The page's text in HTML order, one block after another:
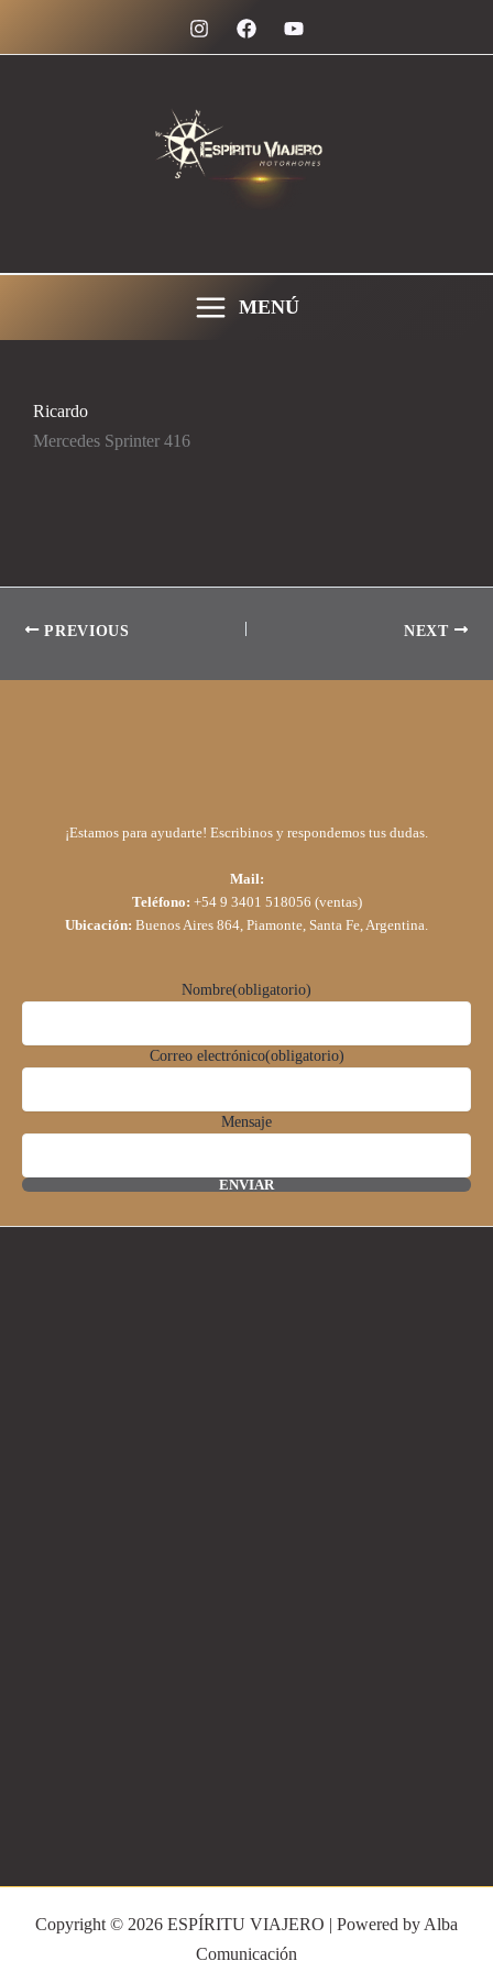
MENÚ
Ricardo
Mercedes Sprinter 416
PREVIOUS NEXT
¡Estamos para ayudarte! Escribinos y respondemos tus dudas.
Mail:
Teléfono: +54 9 3401 518056 (ventas)
Ubicación: Buenos Aires 864, Piamonte, Santa Fe, Argentina.
Nombre(obligatorio)
Correo electrónico(obligatorio)
Mensaje
ENVIAR
Copyright © 2026 ESPÍRITU VIAJERO | Powered by Alba
Comunicación